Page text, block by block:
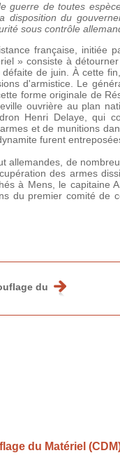
guerre de toutes
disposition du
sous contrôle
française, initiée
» consiste à
de juin. À cette
d'armistice. Le
forme originale de
ouvrière au plan
Henri Delaye, qui
et de munitions
furent
allemandes, de
des armes
à Mens, le capitaine
du premier comité de
du
du Matériel